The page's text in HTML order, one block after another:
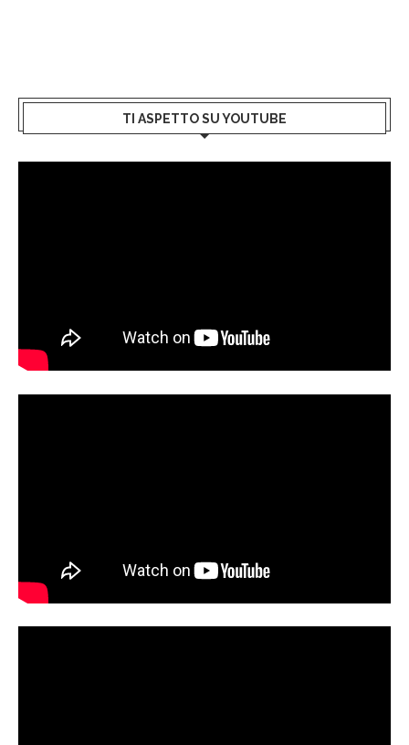
TI ASPETTO SU YOUTUBE